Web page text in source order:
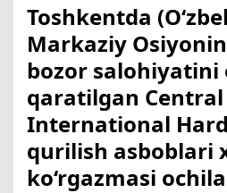
Toshkentda
Markaziy
bozor salohiyatini
qaratilgan Central
International
qurilish asboblari
ko‘rgazmasi